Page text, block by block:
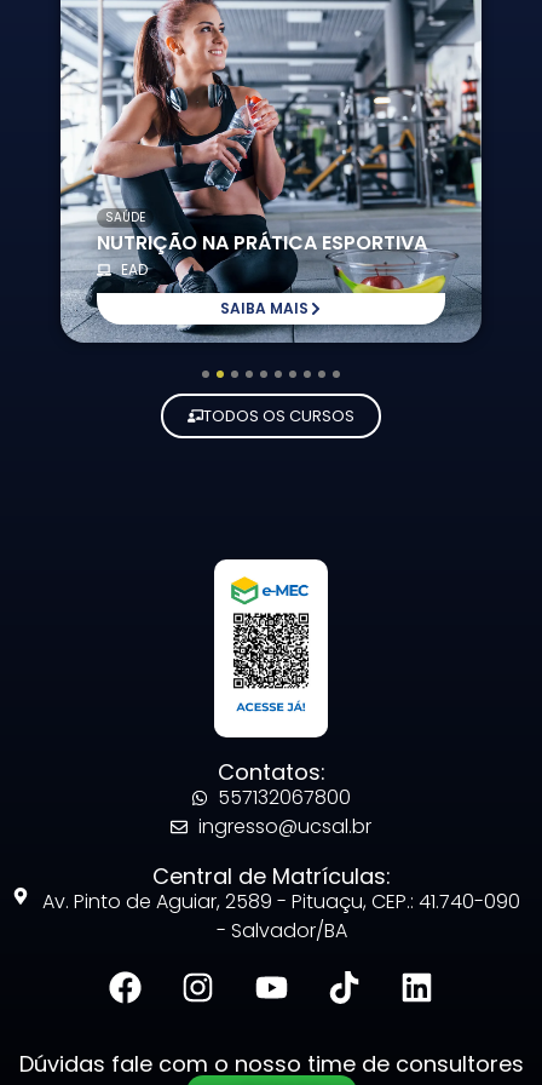
SAÚDE
NUTRIÇÃO NA PRÁTICA ESPORTIVA
EAD
SAIBA MAIS
5 6 7 8 9 10
TODOS OS CURSOS
Contatos:
557132067800
ingresso@ucsal.br
Central de Matrículas:
Av. Pinto de Aguiar, 2589 - Pituaçu, CEP.: 41.740-090
- Salvador/BA
Dúvidas fale com o nosso time de consultores